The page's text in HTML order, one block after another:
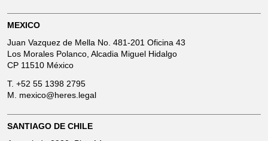
MEXICO
Juan Vazquez de Mella No. 481-201 Oficina 43
Los Morales Polanco, Alcadia Miguel Hidalgo
CP 11510 México
T. +52 55 1398 2795
M. mexico@heres.legal
SANTIAGO DE CHILE